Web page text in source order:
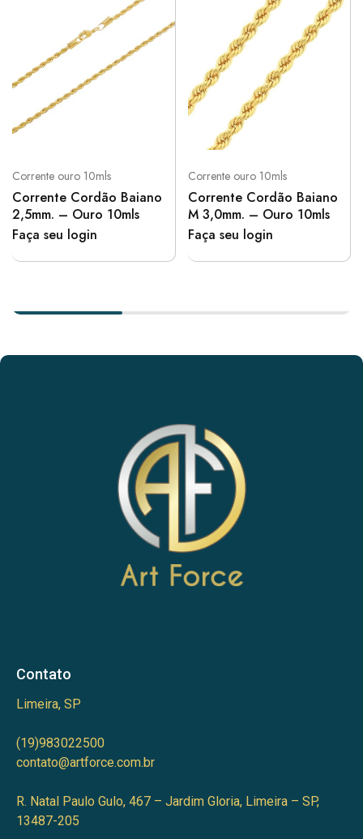
Corrente ouro 10mls
Corrente Cordão Baiano
2,5mm. – Ouro 10mls
Faça seu login
Corrente ouro 10mls
Corrente Cordão Baiano
M 3,0mm. – Ouro 10mls
Faça seu login
Contato
Limeira, SP
(19)983022500
contato@artforce.com.br
R. Natal Paulo Gulo, 467 – Jardim Gloria, Limeira – SP,
13487-205